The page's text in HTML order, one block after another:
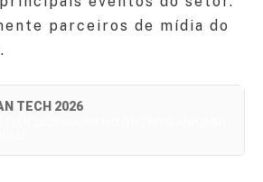
parceiros de mídia do
TECH 2026